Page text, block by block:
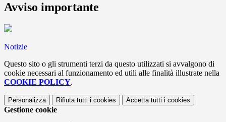
Avviso importante
Notizie
Questo sito o gli strumenti terzi da questo utilizzati si avvalgono di
cookie necessari al funzionamento ed utili alle finalità illustrate nella
COOKIE POLICY.
Personalizza Rifiuta tutti i cookies Accetta tutti i cookies
Gestione cookie